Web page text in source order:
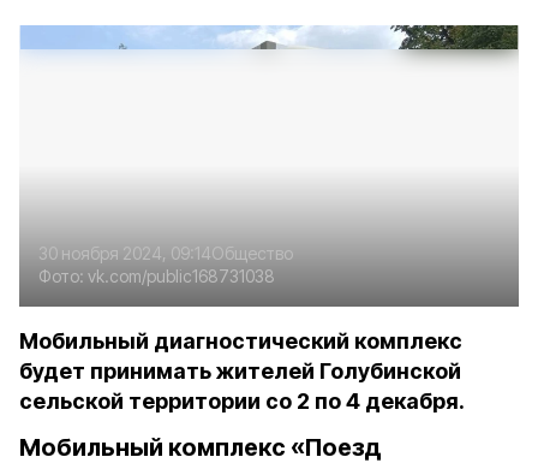
30 ноября 2024, 09:14Общество
Фото: vk.com/public168731038
Мобильный диагностический комплекс
будет принимать жителей Голубинской
сельской территории со 2 по 4 декабря.
Мобильный комплекс «Поезд